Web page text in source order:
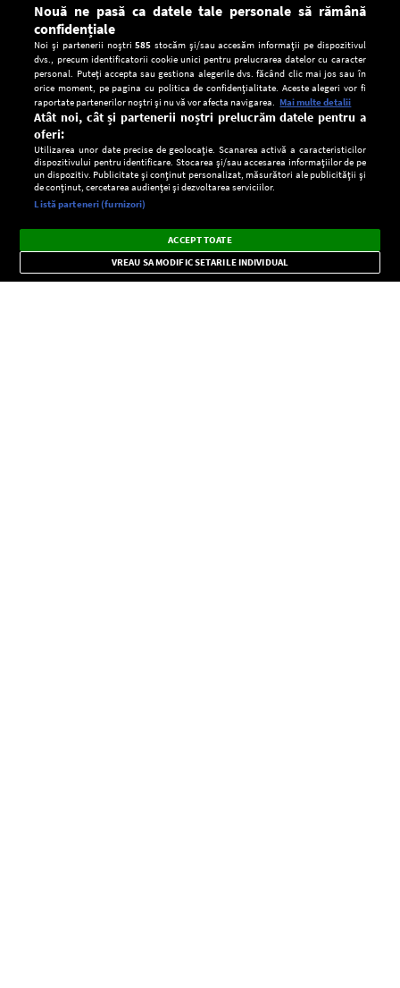
CONFIDENŢIALITATE
Setări:
Dark
Mode
Radio live, podcasturi, știri și alerte
importante.
×
Nouă ne pasă ca datele tale personale să rămână
confidențiale
Noi și partenerii noștri585 stocăm și/sau accesăm informații pe dispozitivul
dvs., precum identificatorii cookie unici pentru prelucrarea datelor cu caracter
personal. Puteți accepta sau gestiona alegerile dvs. făcând clic mai jos sau în
orice moment, pe pagina cu politica de confidențialitate. Aceste alegeri vor fi
raportate partenerilor noștri și nu vă vor afecta navigarea. Mai multe detalii
Atât noi, cât și partenerii noștri prelucrăm datele pentru a
oferi:
Utilizarea unor date precise de geolocație. Scanarea activă a caracteristicilor
dispozitivului pentru identificare. Stocarea și/sau accesarea informațiilor de pe
un dispozitiv. Publicitate și conținut personalizat, măsurători ale publicității și
de conținut, cercetarea audienței și dezvoltarea serviciilor.
Listă parteneri (furnizori)
ACCEPT TOATE
VREAU SA MODIFIC SETARILE INDIVIDUAL